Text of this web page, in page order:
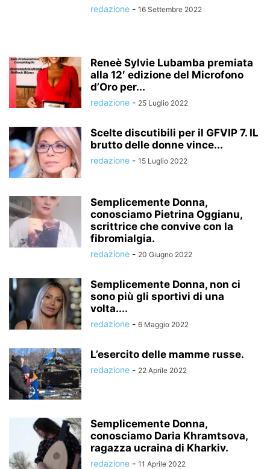
redazione - 16 Settembre 2022
Reneè Sylvie Lubamba premiata
alla 12′ edizione del Microfono
d’Oro per...
redazione - 25 Luglio 2022
Scelte discutibili per il GFVIP 7. IL
brutto delle donne vince...
redazione - 15 Luglio 2022
Semplicemente Donna,
conosciamo Pietrina Oggianu,
scrittrice che convive con la
fibromialgia.
redazione - 20 Giugno 2022
Semplicemente Donna, non ci
sono più gli sportivi di una
volta....
redazione - 6 Maggio 2022
L’esercito delle mamme russe.
redazione - 22 Aprile 2022
Semplicemente Donna,
conosciamo Daria Khramtsova,
ragazza ucraina di Kharkiv.
redazione - 11 Aprile 2022